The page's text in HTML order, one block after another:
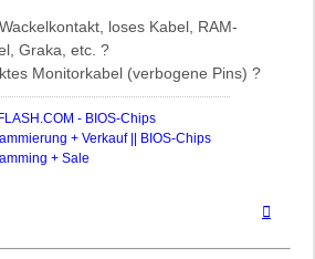
loses Kabel, RAM-
Graka, etc. ?
Monitorkabel (verbogene Pins) ?
- BIOS-Chips
+ Verkauf || BIOS-Chips
+ Sale